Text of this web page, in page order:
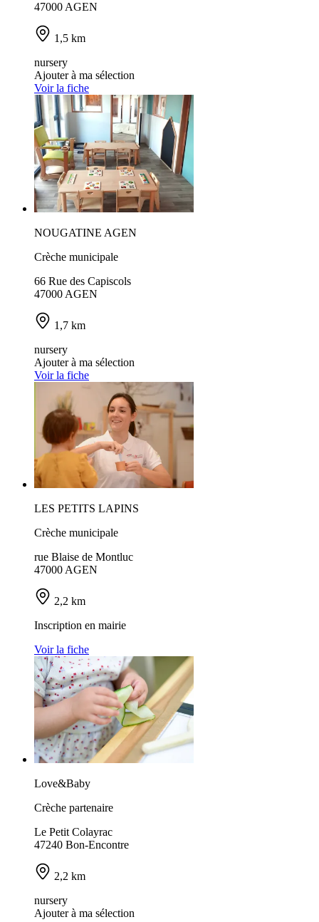
47000 AGEN
1,5 km
nursery
Ajouter à ma sélection
Voir la fiche
NOUGATINE AGEN
Crèche municipale
66 Rue des Capiscols
47000 AGEN
1,7 km
nursery
Ajouter à ma sélection
Voir la fiche
LES PETITS LAPINS
Crèche municipale
rue Blaise de Montluc
47000 AGEN
2,2 km
Inscription en mairie
Voir la fiche
Love&Baby
Crèche partenaire
Le Petit Colayrac
47240 Bon-Encontre
2,2 km
nursery
Ajouter à ma sélection